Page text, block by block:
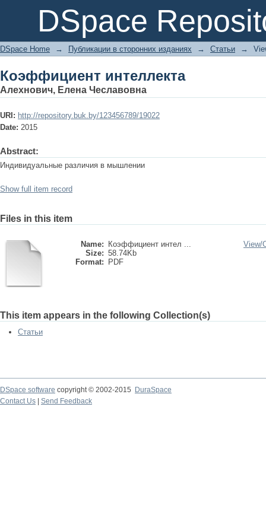
DSpace
Коэффициент интеллекта
DSpace Home → Публикации в сторонних изданиях → Статьи →
Коэффициент интеллекта
Алехнович, Елена Чеславовна
URI: http://repository.buk.by/123456789/19022
Date: 2015
Abstract:
Индивидуальные различия в мышлении
Show full item record
Files in this item
Name:
Коэффициент интел ...
Size: 58.74Kb
Format:
PDF
View/
This item appears in the following Collection(s)
Статьи
DSpace software copyright © 2002-2015
DuraSpace
Contact Us
Send Feedback